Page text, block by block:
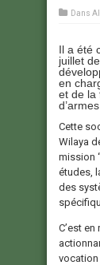
Dans
Il a été
juillet
en
et de la
Cette
Wilaya
mission
études,
des
C’est
vocation